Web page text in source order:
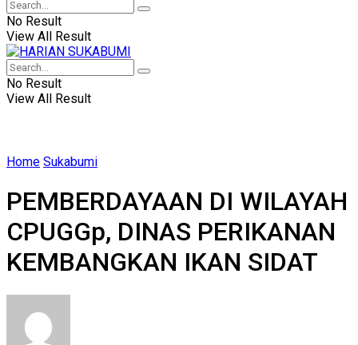
No Result
View All Result
No Result
View All Result
Home Sukabumi
PEMBERDAYAAN DI WILAYAH
CPUGGp, DINAS PERIKANAN
KEMBANGKAN IKAN SIDAT